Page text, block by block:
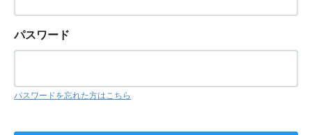
パスワード
パスワードを忘れた方はこちら